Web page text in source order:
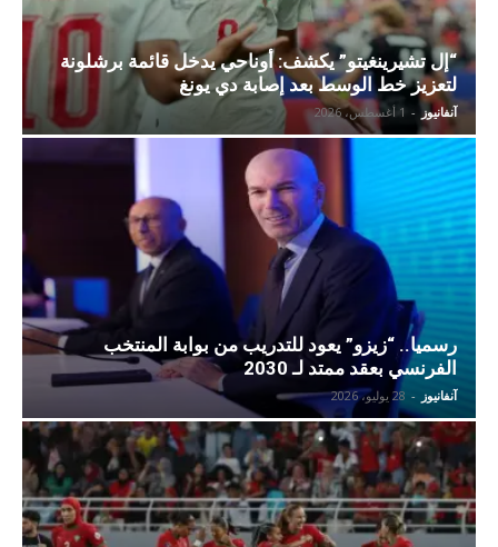
“إل تشيرينغيتو” يكشف: أوناحي يدخل قائمة برشلونة
لتعزيز خط الوسط بعد إصابة دي يونغ
آنفانيوز - 1 أغسطس، 2026
رسميا.. “زيزو” يعود للتدريب من بوابة المنتخب
الفرنسي بعقد ممتد لـ 2030
آنفانيوز - 28 يوليو، 2026